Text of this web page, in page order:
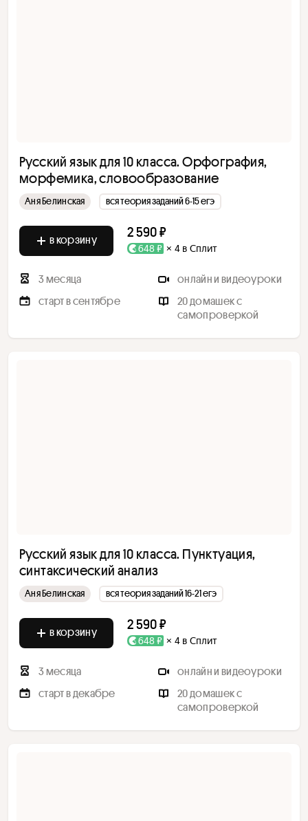
Русский язык для 10 класса. Орфография,
морфемика, словообразование
Аня Белинская вся теория заданий 6-15 егэ
в корзину 2 590 ₽
648 ₽ × 4 в Сплит
3 месяца
онлайн и видеоуроки
старт в сентябре
20 домашек с
самопроверкой
Русский язык для 10 класса. Пунктуация,
синтаксический анализ
Аня Белинская вся теория заданий 16-21 егэ
в корзину 2 590 ₽
648 ₽ × 4 в Сплит
3 месяца
онлайн и видеоуроки
старт в декабре
20 домашек с
самопроверкой